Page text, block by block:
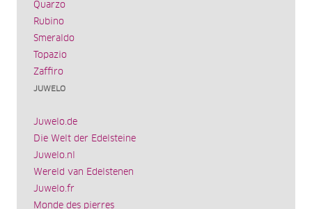
Quarzo
Rubino
Smeraldo
Topazio
Zaffiro
JUWELO
Juwelo.de
Die Welt der Edelsteine
Juwelo.nl
Wereld van Edelstenen
Juwelo.fr
Monde des pierres